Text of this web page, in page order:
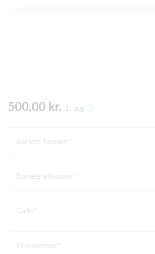
500,00 kr. 1. aug
Barnets fornavn
Barnets efternavn
Gade
Postnummer